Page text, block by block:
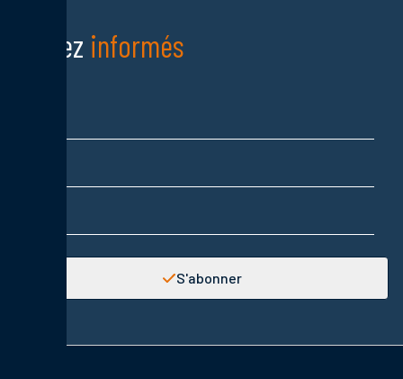
Restez informés
S'abonner